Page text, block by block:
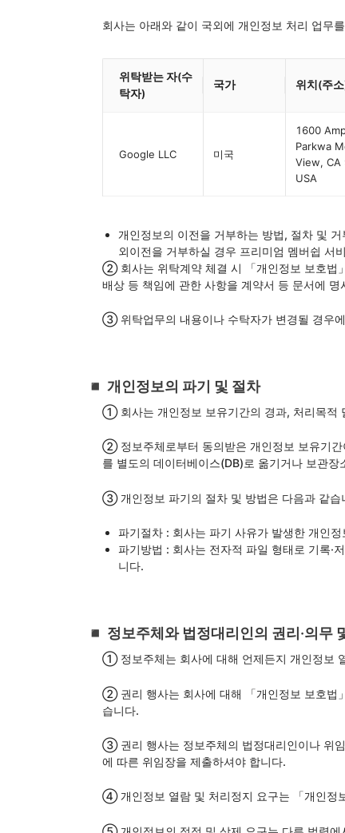
회사는 아래와 같이 국외에 개인정보 처리 업무
위탁받는 자(수
탁자)
국가 위치(주
Google LLC 미국
1600
Parkwa
View, CA
USA
개인정보의 이전을 거부하는 방법, 절차 및
외이전을 거부하실 경우 프리미엄 멤버쉽 서
② 회사는 위탁계약 체결 시 「개인정보 보호법
배상 등 책임에 관한 사항을 계약서 등 문서에
③ 위탁업무의 내용이나 수탁자가 변경될 경우
◾️ 개인정보의 파기 및 절차
① 회사는 개인정보 보유기간의 경과, 처리목적
② 정보주체로부터 동의받은 개인정보 보유기간
를 별도의 데이터베이스(DB)로 옮기거나 보관장
③ 개인정보 파기의 절차 및 방법은 다음과 같습
파기절차 : 회사는 파기 사유가 발생한 개인
파기방법 : 회사는 전자적 파일 형태로 기록·
니다.
◾️ 정보주체와 법정대리인의 권리·의무
① 정보주체는 회사에 대해 언제든지 개인정보
② 권리 행사는 회사에 대해 「개인정보 보호법
습니다.
③ 권리 행사는 정보주체의 법정대리인이나 위
에 따른 위임장을 제출하셔야 합니다.
④ 개인정보 열람 및 처리정지 요구는 「개인정